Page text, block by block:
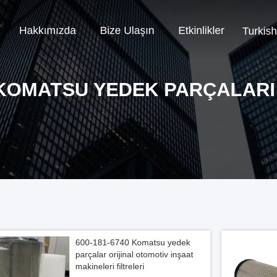
Hakkımızda Bize Ulaşın Etkinlikler Turkish
YEDEK PARÇALARI
600-181-6740 Komatsu yedek
parçalar orijinal otomotiv inşaat
makineleri filtreleri